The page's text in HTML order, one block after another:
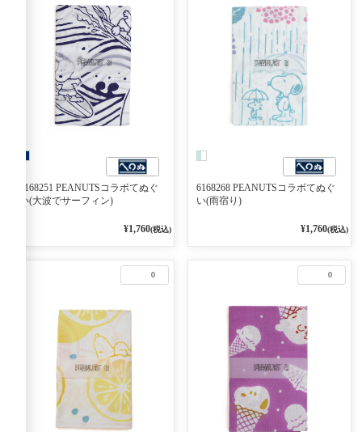
6168251 PEANUTSコラボてぬぐ
い(大波でサーフィン)
¥1,760(税込)
6168268 PEANUTSコラボてぬぐ
い(雨宿り)
¥1,760(税込)
0 0